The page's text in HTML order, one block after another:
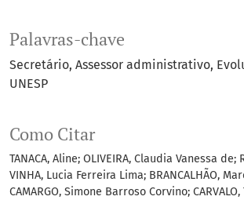
Palavras-chave
Secretário Assessor administrativo
UNESP
Como Citar
TANACA, Aline; OLIVEIRA, Claudia Vanessa de;
VINHA, Lucia Ferreira Lima; BRANCALHÃO,
CAMARGO, Simone Barroso Corvino;